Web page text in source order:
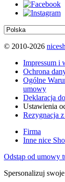
© 2010-2026
Impressum i
Ochrona
Ogólne
umowy
Deklaracja
Ustawienia
Rezygnacja
Firma
Inne nice
Odstąp od umowy
Spersonalizuj